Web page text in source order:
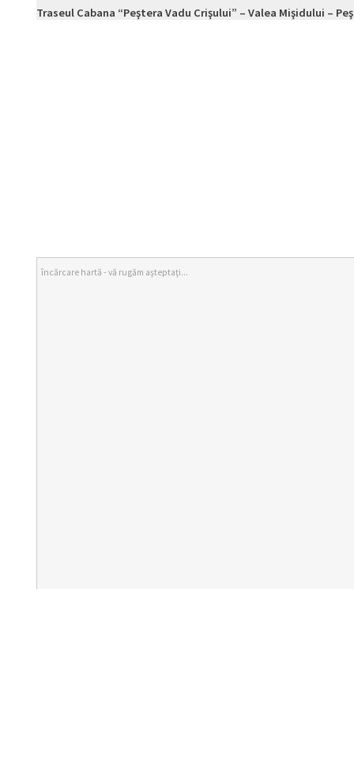
Traseul Cabana “Peştera Vadu Crişului” – Valea Mişidului –
încărcare hartă - vă rugăm aşteptaţi...